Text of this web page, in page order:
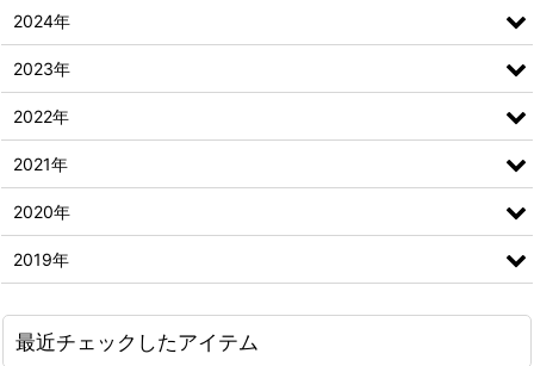
2024年
2023年
2022年
2021年
2020年
2019年
最近チェックしたアイテム